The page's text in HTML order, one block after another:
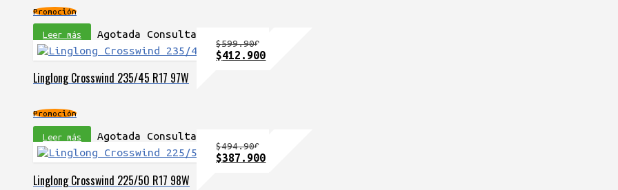
Promoción
Leer más Agotada Consulta
Linglong Crosswind 235/45 R17 97W
Promoción
$599.900
El
$412.900El
Leer más Agotada Consulta
Linglong Crosswind 225/50 R17 98W
$494.900
El
$387.900El